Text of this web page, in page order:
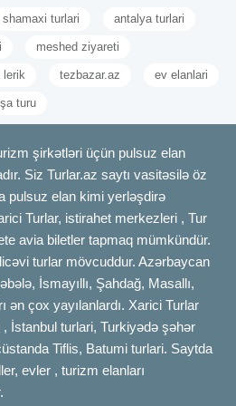
shamaxi turlari antalya turlari
meshed ziyareti
lerik tezbazar.az ev elanlari
turu
şirkətləri üçün pulsuz elan
Siz Turlar.az saytı vasitəsilə öz
pulsuz elan kimi yerləşdirə
Turlar, istirahet merkezleri , Tur
avia biletler tapmaq mümkündür.
turlar mövcuddur. Azərbaycan
İsmayıllı, Şahdağ, Masallı,
ən çox yayılanlardı. Xarici Turlar
İstanbul turlari, Turkiyədə şəhər
Tiflis, Batumi turlari. Saytda
evler , turizm elanları